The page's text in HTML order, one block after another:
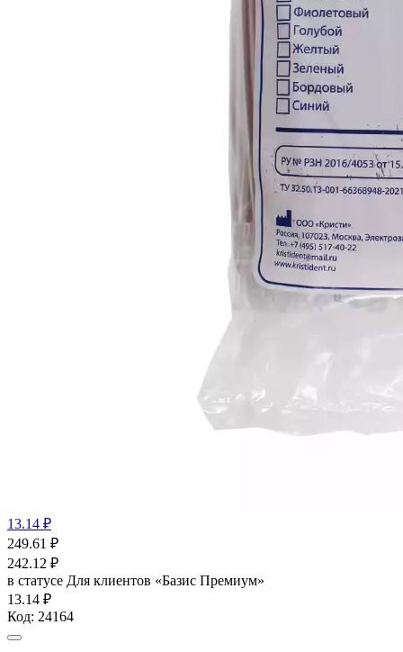
13.14 ₽
249.61 ₽
242.12 ₽
в статусе Для клиентов «Базис Премиум»
13.14 ₽
Код: 24164